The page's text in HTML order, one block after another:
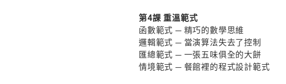
第4課 重溫範式
函數範式 ─ 精巧的數學思維
邏輯範式 ─ 當演算法失去了控制
匯總範式 ─ 一張五味俱全的大餅
情境範式 ─ 餐館裡的程式設計範式